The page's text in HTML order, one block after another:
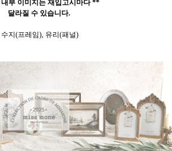
부 이미지는 재입고시마다 **
달라질 수 있습니다.
수지(프레임), 유리(패널)